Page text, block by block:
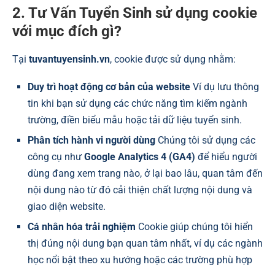
2. Tư Vấn Tuyển Sinh sử dụng cookie
với mục đích gì?
Tại tuvantuyensinh.vn, cookie được sử dụng nhằm:
Duy trì hoạt động cơ bản của website Ví dụ lưu thông
tin khi bạn sử dụng các chức năng tìm kiếm ngành
trường, điền biểu mẫu hoặc tải dữ liệu tuyển sinh.
Phân tích hành vi người dùng Chúng tôi sử dụng các
công cụ như Google Analytics 4 (GA4) để hiểu người
dùng đang xem trang nào, ở lại bao lâu, quan tâm đến
nội dung nào từ đó cải thiện chất lượng nội dung và
giao diện website.
Cá nhân hóa trải nghiệm Cookie giúp chúng tôi hiển
thị đúng nội dung bạn quan tâm nhất, ví dụ các ngành
học nổi bật theo xu hướng hoặc các trường phù hợp